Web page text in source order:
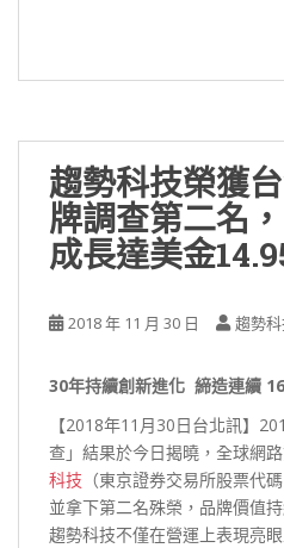
趨勢科技榮獲
牌調查第二名
成長達美金
2018 年 11 月 30 日 趨勢
30年持續創新進化 締造連續 16
【2018年11月30日台北訊】
查」結果於今日揭曉，全球網
科技 （東京證券交易所股票代碼
並拿下第二名殊榮，品牌價值
趨勢科技不僅在營運上表現亮